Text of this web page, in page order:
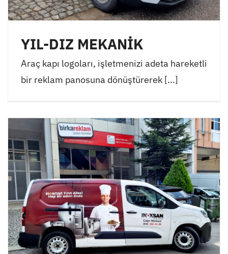
YIL-DIZ MEKANİK
Araç kapı logoları, işletmenizi adeta hareketli
bir reklam panosuna dönüştürerek [...]